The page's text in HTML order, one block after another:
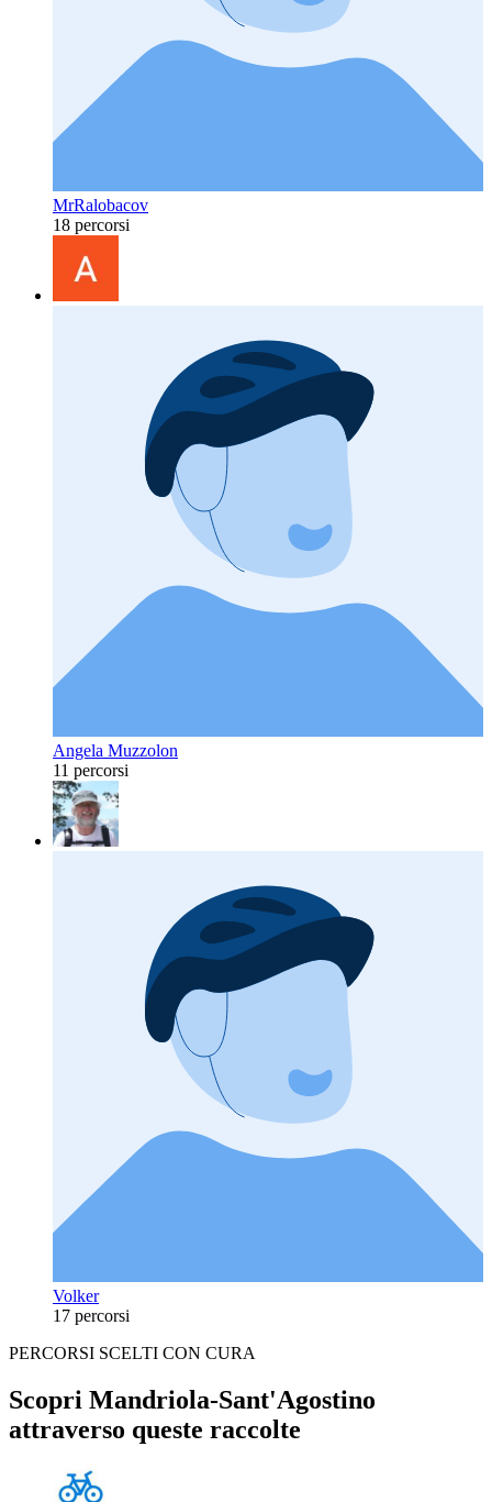
MrRalobacov
18 percorsi
Angela Muzzolon
11 percorsi
Volker
17 percorsi
PERCORSI SCELTI CON CURA
Scopri Mandriola-Sant'Agostino
attraverso queste raccolte